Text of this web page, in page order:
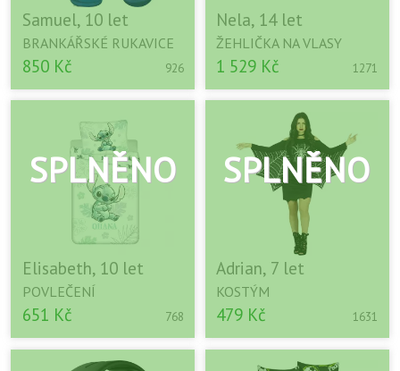
Samuel, 10 let
BRANKÁŘSKÉ RUKAVICE
850 Kč 926
Nela, 14 let
ŽEHLIČKA NA VLASY
1 529 Kč 1271
Elisabeth, 10 let
POVLEČENÍ
651 Kč 768
Adrian, 7 let
KOSTÝM
479 Kč 1631